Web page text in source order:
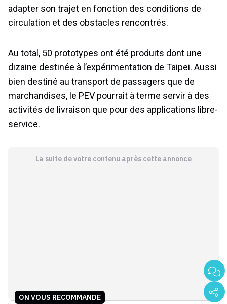
adapter son trajet en fonction des conditions de
circulation et des obstacles rencontrés.
Au total, 50 prototypes ont été produits dont une
dizaine destinée à l’expérimentation de Taipei. Aussi
bien destiné au transport de passagers que de
marchandises, le PEV pourrait à terme servir à des
activités de livraison que pour des applications libre-
service.
La suite de votre contenu après cette annonce
ON VOUS RECOMMANDE